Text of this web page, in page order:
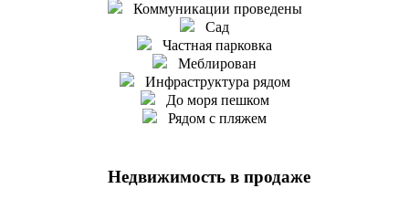
Коммуникации проведены
Сад
Частная парковка
Меблирован
Инфраструктура рядом
До моря пешком
Рядом с пляжем
Недвижимость в продаже